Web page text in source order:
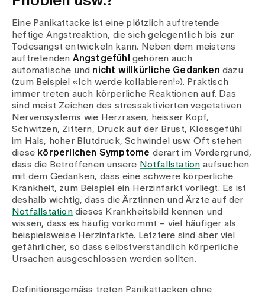
Kontakt
Babygalerie
Blog
Medien
Publikationen
Eine Panikattacke ist eine plötzlich auftretende
heftige Angstreaktion, die sich gelegentlich bis zur
Todesangst entwickeln kann. Neben dem meistens
auftretenden Angstgefühl
gehören auch
automatische und nicht willkürliche Gedanken dazu
(zum Beispiel «Ich werde kollabieren!»). Praktisch
immer treten auch körperliche Reaktionen auf. Das
sind meist Zeichen des stressaktivierten vegetativen
Nervensystems wie Herzrasen, heisser Kopf,
Schwitzen, Zittern, Druck auf der Brust, Klossgefühl
im Hals, hoher Blutdruck, Schwindel usw. Oft stehen
diese körperlichen Symptome derart im Vordergrund,
dass die Betroffenen unsere Notfallstation aufsuchen
mit dem Gedanken, dass eine schwere körperliche
Krankheit, zum Beispiel ein Herzinfarkt vorliegt. Es ist
deshalb wichtig, dass die Ärztinnen und Ärzte auf der
Notfallstationdieses Krankheitsbild kennen und
wissen, dass es häufig vorkommt – viel häufiger als
beispielsweise Herzinfarkte. Letztere sind aber viel
gefährlicher, so dass selbstverständlich körperliche
Ursachen ausgeschlossen werden sollten.
Definitionsgemäss treten Panikattacken ohne